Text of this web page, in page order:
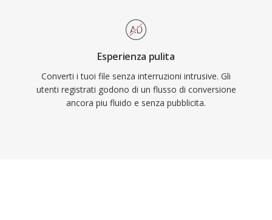
Esperienza pulita
Converti i tuoi file senza interruzioni intrusive. Gli
utenti registrati godono di un flusso di conversione
ancora piu fluido e senza pubblicita.